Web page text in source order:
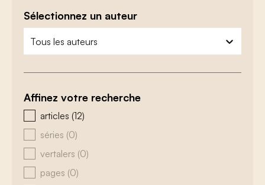
Sélectionnez un auteur
zoeken - auteurs
sélectionnez le contenu
Affinez votre recherche
zoeken - type
articles (12)
séries (0)
vertalers (0)
pages (0)